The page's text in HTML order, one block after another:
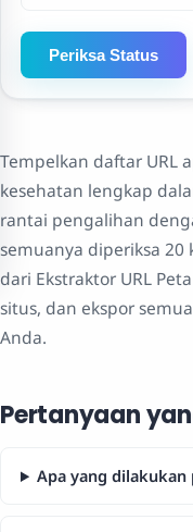
Periksa Status
Tempelkan daftar URL
kesehatan lengkap
rantai pengalihan
semuanya diperiksa
dari Ekstraktor URL
situs, dan ekspor
Anda.
Pertanyaan
Apa yang dilakukan